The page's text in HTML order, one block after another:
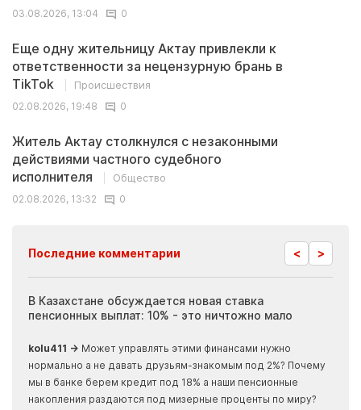
03.08.2026, 13:04
0
Еще одну жительницу Актау привлекли к
ответственности за нецензурную брань в
TikTok
Происшествия
02.08.2026, 19:48
0
Житель Актау столкнулся с незаконными
действиями частного судебного
исполнителя
Общество
02.08.2026, 13:32
0
Последние комментарии < >
В Казахстане обсуждается новая ставка
пенсионных выплат: 10% - это ничтожно мало
kolu411 → Может управлять этими финансами нужно
нормально а не давать друзьям-знакомым под 2%? Почему
мы в банке берем кредит под 18% а наши пенсионные
накопления раздаются под мизерные проценты по миру?